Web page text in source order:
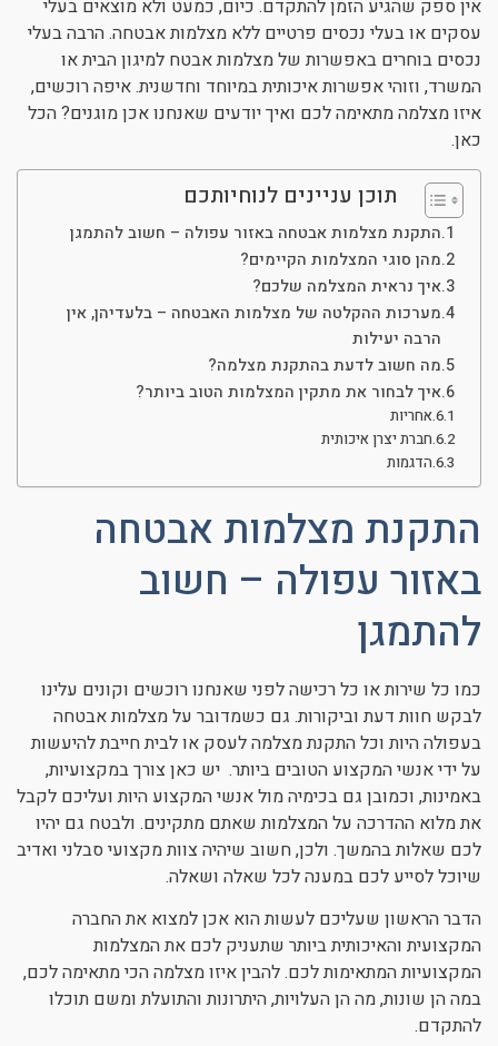
ניגודיות כהה
format_underlined הוסף קו תחתון לקישורים
סמן קישורים
אין ספק שהגיע הזמן להתקדם. כיום, כמעט ולא מוצאים בעלי
עסקים או בעלי נכסים פרטיים ללא מצלמות אבטחה. הרבה בעלי
נכסים בוחרים באפשרות של מצלמות אבטח למיגון הבית או
המשרד, וזוהי אפשרות איכותית במיוחד וחדשנית. איפה רוכשים,
איזו מצלמה מתאימה לכם ואיך יודעים שאנחנו אכן מוגנים? הכל
כאן.
תוכן עניינים לנוחיותכם
התקנת מצלמות אבטחה באזור עפולה – חשוב להתמגן
מהן סוגי המצלמות הקיימים?
איך נראית המצלמה שלכם?
מערכות ההקלטה של מצלמות האבטחה – בלעדיהן, אין
הרבה יעילות
מה חשוב לדעת בהתקנת מצלמה?
איך לבחור את מתקין המצלמות הטוב ביותר?
אחריות
חברת יצרן איכותית
הדגמות
התקנת מצלמות אבטחה
באזור עפולה – חשוב
להתמגן
כמו כל שירות או כל רכישה לפני שאנחנו רוכשים וקונים עלינו
לבקש חוות דעת וביקורות. גם כשמדובר על מצלמות אבטחה
בעפולה היות וכל התקנת מצלמה לעסק או לבית חייבת להיעשות
על ידי אנשי המקצוע הטובים ביותר. יש כאן צורך במקצועיות,
באמינות, וכמובן גם בכימיה מול אנשי המקצוע היות ועליכם לקבל
את מלוא ההדרכה על המצלמות שאתם מתקינים. ולבטח גם יהיו
לכם שאלות בהמשך. ולכן, חשוב שיהיה צוות מקצועי סבלני ואדיב
שיוכל לסייע לכם במענה לכל שאלה ושאלה.
הדבר הראשון שעליכם לעשות הוא אכן למצוא את החברה
המקצועית והאיכותית ביותר שתעניק לכם את המצלמות
המקצועיות המתאימות לכם. להבין איזו מצלמה הכי מתאימה לכם,
במה הן שונות, מה הן העלויות, היתרונות והתועלת ומשם תוכלו
להתקדם.